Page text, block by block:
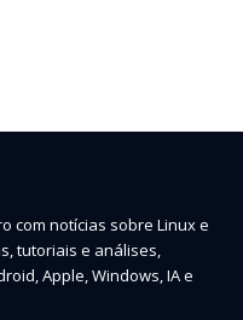
com notícias sobre Linux e
tutoriais e análises,
Apple, Windows, IA e